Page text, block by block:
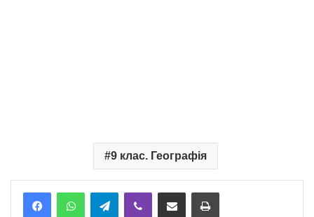
9 клас. Географія
TelegramViber Надіслати електронною поштоюНадрукувати